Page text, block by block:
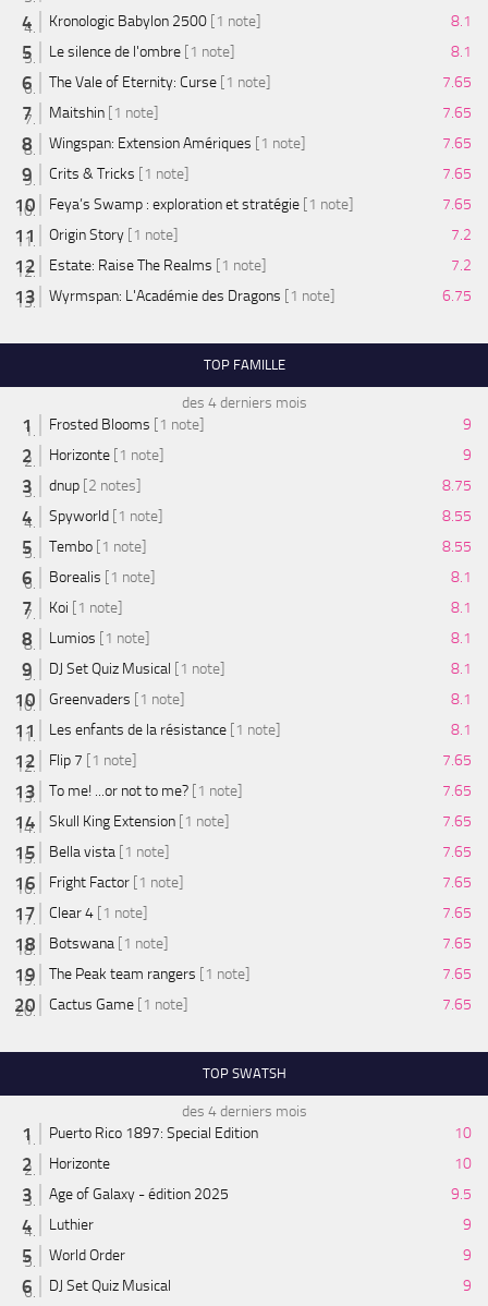
Kronologic Babylon 2500 [1 note]
8.1
Le silence de l'ombre [1 note]
8.1
The Vale of Eternity: Curse [1 note]
7.65
Maitshin [1 note]
7.65
Wingspan: Extension Amériques [1 note]
7.65
Crits & Tricks [1 note]
7.65
Feya’s Swamp : exploration et stratégie [1 note]
7.65
Origin Story [1 note]
7.2
Estate: Raise The Realms [1 note]
7.2
Wyrmspan: L'Académie des Dragons [1 note] 6.75
TOP FAMILLE
des 4 derniers mois
Frosted Blooms [1 note]
9
Horizonte [1 note]
9
dnup [2 notes]
8.75
Spyworld [1 note]
8.55
Tembo [1 note]
8.55
Borealis [1 note]
8.1
Koi [1 note]
8.1
Lumios [1 note]
8.1
DJ Set Quiz Musical [1 note]
8.1
Greenvaders [1 note]
8.1
Les enfants de la résistance [1 note]
8.1
Flip 7 [1 note]
7.65
To me! ...or not to me? [1 note]
7.65
Skull King Extension [1 note]
7.65
Bella vista [1 note]
7.65
Fright Factor [1 note]
7.65
Clear 4 [1 note]
7.65
Botswana [1 note]
7.65
The Peak team rangers [1 note]
7.65
Cactus Game [1 note] 7.65
TOP SWATSH
des 4 derniers mois
Puerto Rico 1897: Special Edition
10
Horizonte
10
Age of Galaxy - édition 2025
9.5
Luthier
9
World Order
9
DJ Set Quiz Musical
9